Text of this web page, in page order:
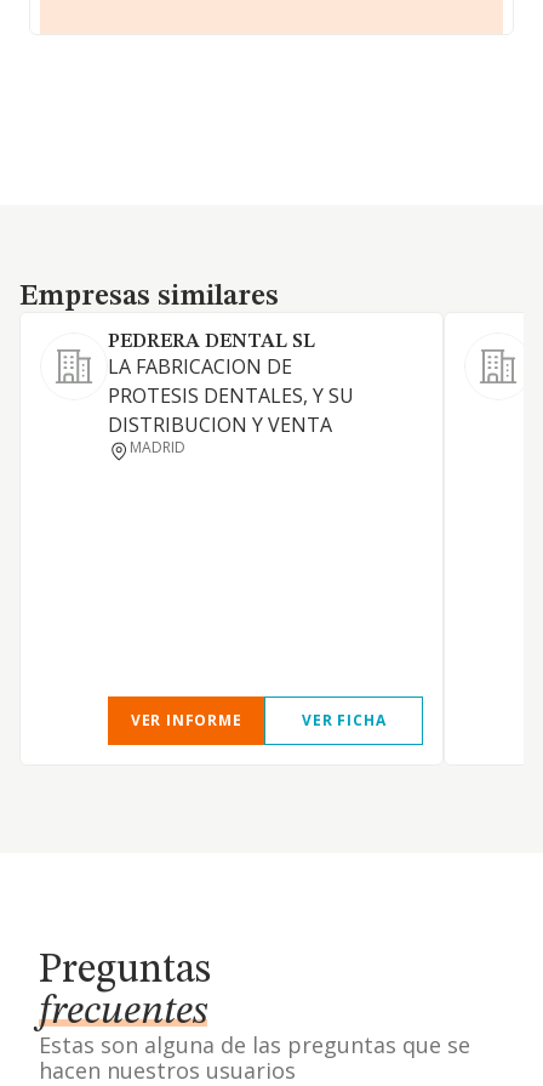
Empresas similares
Empresas similares
PEDRERA DENTAL SL
LA FABRICACION DE
PROTESIS DENTALES, Y SU
DISTRIBUCION Y VENTA
MADRID
VER INFORME VER FICHA
Preguntas
frecuentes
Estas son alguna de las preguntas que se
hacen nuestros usuarios